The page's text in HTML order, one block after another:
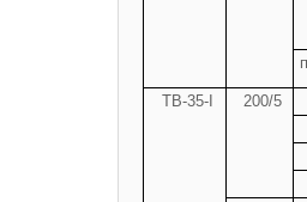
ТВ-35-I 200/5